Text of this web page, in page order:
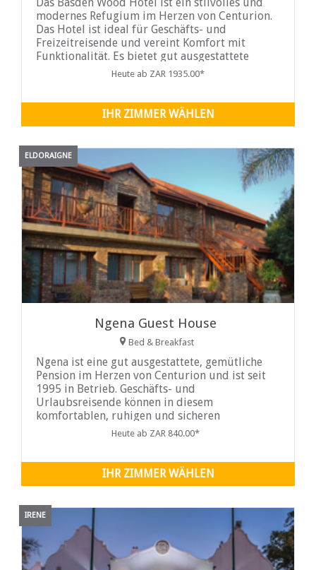
modernes Refugium im Herzen von Centurion.
Das Hotel ist ideal für Geschäfts- und
Freizeitreisende und vereint Komfort mit
Funktionalität. Es bietet gut ausgestattete
Zimmer, moderne Annehmlichkeiten und eine
Sehenswürdigkeiten. Die entspannte
Heute ab ZAR 1935.00*
IHR ZIMMER WÄHLEN
ELDORAIGNE
Ngena Guest House
Bed & Breakfast
Ngena ist eine gut ausgestattete, gemütliche
Pension im Herzen von Centurion und ist seit
1995 in Betrieb. Geschäfts- und
Urlaubsreisende können in diesem
komfortablen, ruhigen und sicheren
Zufluchtsort entspannen.
Heute ab ZAR 840.00*
IHR ZIMMER WÄHLEN
IRENE